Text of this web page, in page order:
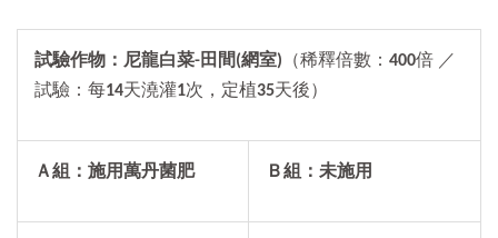
試驗作物：尼龍白菜-田間(網室) （稀釋倍數： 400倍 ／
試驗：每14天澆灌1次，定植35天後）
Ａ組：施用萬丹菌肥 Ｂ組：未施用